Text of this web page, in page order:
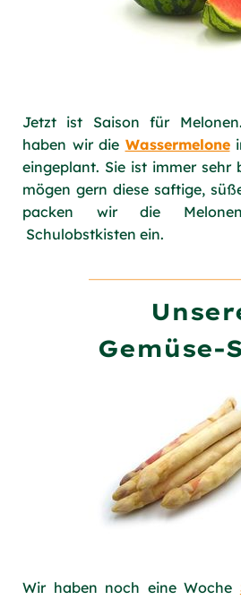
Jetzt ist Saison für
haben wir die Wassermelone
eingeplant. Sie ist immer sehr
mögen gern diese saftige,
packen wir die
Schulobstkisten ein.
Gemüse-
Wir haben noch eine Woche